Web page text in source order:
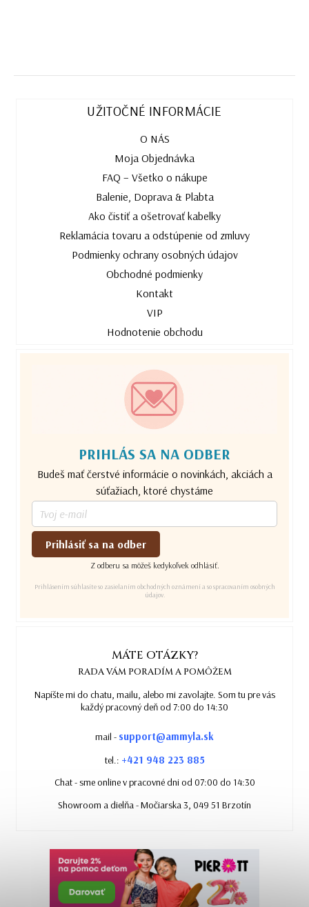
UŽITOČNÉ INFORMÁCIE
O NÁS
Moja Objednávka
FAQ – Všetko o nákupe
Balenie, Doprava & Plabta
Ako čistiť a ošetrovať kabelky
Reklamácia tovaru a odstúpenie od zmluvy
Podmienky ochrany osobných údajov
Obchodné podmienky
Kontakt
VIP
Hodnotenie obchodu
PRIHLÁS SA NA ODBER
Budeš mať čerstvé informácie o novinkách, akciách a
súťažiach, ktoré chystáme
Prihlásiť sa na odber
Z odberu sa môžeš kedykoľvek odhlásiť.
Prihlásením súhlasíte so zasielaním obchodných oznámení a so spracovaním osobných
údajov.
MÁTE OTÁZKY?
RADA VÁM PORADÍM A POMÔŽEM
Napíšte mi do chatu, mailu, alebo mi zavolajte. Som tu pre vás
každý pracovný deň od 7:00 do 14:30
mail - support@ammyla.sk
tel.: +421 948 223 885
Chat - sme online v pracovné dni od 07:00 do 14:30
Showroom a dielňa - Močiarska 3, 049 51 Brzotín